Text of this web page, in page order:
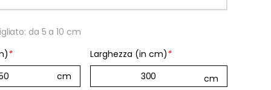
da 5 a 10 cm
* Larghezza (in cm)*